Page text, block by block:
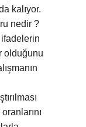
kalıyor.
nedir ?
olduğunu